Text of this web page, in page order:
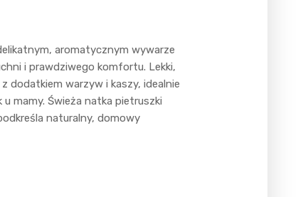
aromatycznym wywarze
i prawdziwego komfortu. Lekki,
dodatkiem warzyw i kaszy, idealnie
mamy. Świeża natka pietruszki
naturalny, domowy